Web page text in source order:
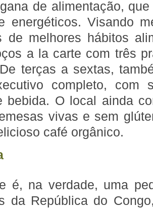
de alimentação,
energéticos. Visando
de melhores hábitos
a la carte com três
terças a sextas,
completo, com
bebida. O local ainda
vivas e sem
café orgânico.
é, na verdade, uma
da República do